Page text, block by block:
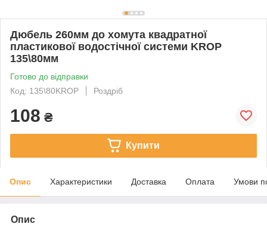
Дюбель 260мм до хомута квадратної
пластикової водостічної системи KROP
135\80мм
Готово до відправки
Код: 135\80KROP
Роздріб
108 ₴
Купити
Опис Характеристики Доставка Оплата Умови
Опис